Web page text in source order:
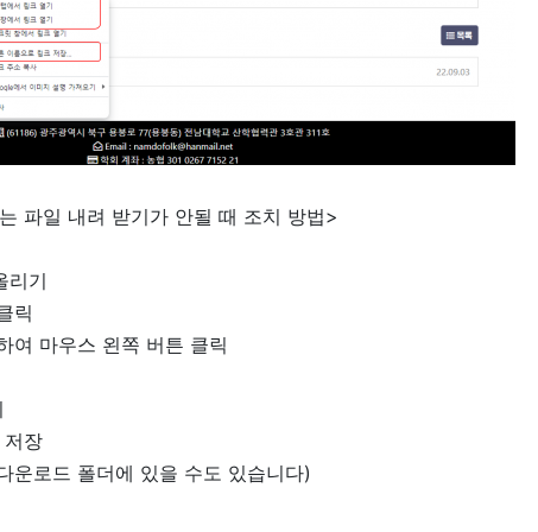
파일 내려 받기가 안될 때 조치 방법>
리기
릭
여 마우스 왼쪽 버튼 클릭
장
운로드 폴더에 있을 수도 있습니다)